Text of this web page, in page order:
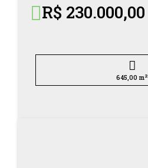
R$ 230.000,00
645,00 m 2